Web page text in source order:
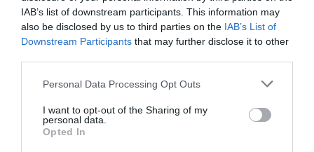
IAB’s list of downstream participants. This information may
also be disclosed by us to third parties on the IAB’s List of
Downstream Participants that may further disclose it to other
Personal Data Processing Opt Outs
I want to opt-out of the Sharing of my
personal data.
Opted In